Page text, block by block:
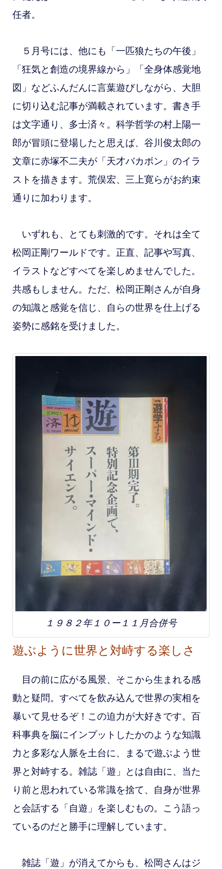
任者。
５月号には、他にも「一匹狼たちの午後」
「狂気と創造の境界線から」「全身体感覚地
図」などふんだんに言葉遊びしながら、大胆
に切り込む記事が満載されています。書き手
は文字通り、多士済々。科学哲学の村上陽一
郎が冒頭に登場したと思えば、谷川俊太郎の
文章に赤塚不二夫が「天才バカボン」のイラ
ストを描きます。荒俣宏、三上寛らがお約束
通りに加わります。
いずれも、
とても刺激的です。それは全て
松岡正剛ワールドです。正直、記事や写真、
イラストなどすべてを楽しめませんでした。
共感もしません。ただ、松岡正剛さんが自身
の知識と感覚を信じ、自らの世界を仕上げる
姿勢に感銘を受けました。
１９８２年１０ー１１月合併号
遊ぶように世界と対峙する楽しさ
目の前に広がる風景、そこから生まれる感
動と疑問。すべてを飲み込んで世界の実相を
暴いて見せるぞ！この迫力が大好きです。百
科事典を脳にインプットしたかのような知識
力と多彩な人脈を土台に、まるで遊ぶよう世
界と対峙する。雑誌「遊」とは自由に、当た
り前と思われている常識を捨て、自身が世界
と会話する「自遊」を楽しむもの。こう語っ
ているのだと勝手に理解しています。
雑誌「遊」が消えてからも、松岡さんはジ